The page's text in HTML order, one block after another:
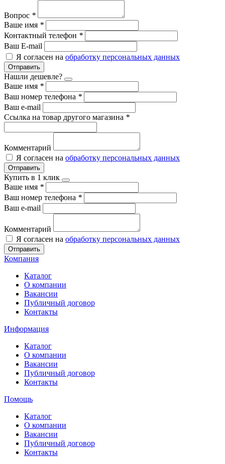
Вопрос *
Ваше имя *
Контактный телефон *
Ваш E-mail
Я согласен на обработку персональных данных
Отправить
Нашли дешевле?
Ваше имя *
Ваш номер телефона *
Ваш e-mail
Ссылка на товар другого магазина *
Комментарий
Я согласен на обработку персональных данных
Отправить
Купить в 1 клик
Ваше имя *
Ваш номер телефона *
Ваш e-mail
Комментарий
Я согласен на обработку персональных данных
Отправить
Компания
Каталог
О компании
Вакансии
Публичный договор
Контакты
Информация
Каталог
О компании
Вакансии
Публичный договор
Контакты
Помощь
Каталог
О компании
Вакансии
Публичный договор
Контакты